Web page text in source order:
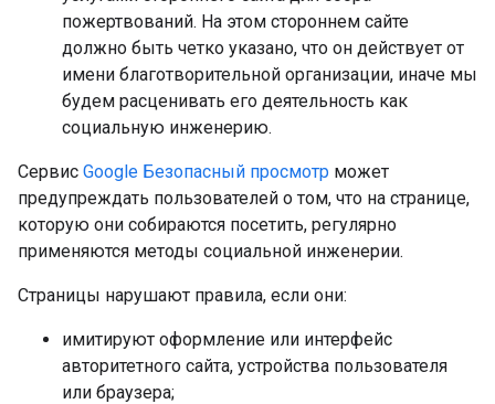
пожертвований. На этом стороннем сайте
должно быть четко указано, что он действует от
имени благотворительной организации, иначе мы
будем расценивать его деятельность как
социальную инженерию.
Сервис Google Безопасный просмотр может
предупреждать пользователей о том, что на странице,
которую они собираются посетить, регулярно
применяются методы социальной инженерии.
Страницы нарушают правила, если они:
имитируют оформление или интерфейс
авторитетного сайта, устройства пользователя
или браузера;